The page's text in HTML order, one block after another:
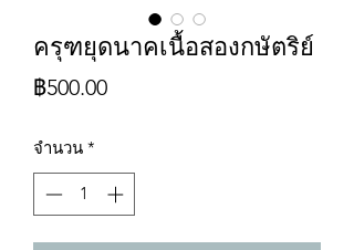
ครุฑยุดนาคเนื้อสองกษัตริย์
฿500.00ราคา
จำนวน *